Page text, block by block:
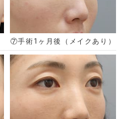
⑦手術1ヶ月後（メイクあり）